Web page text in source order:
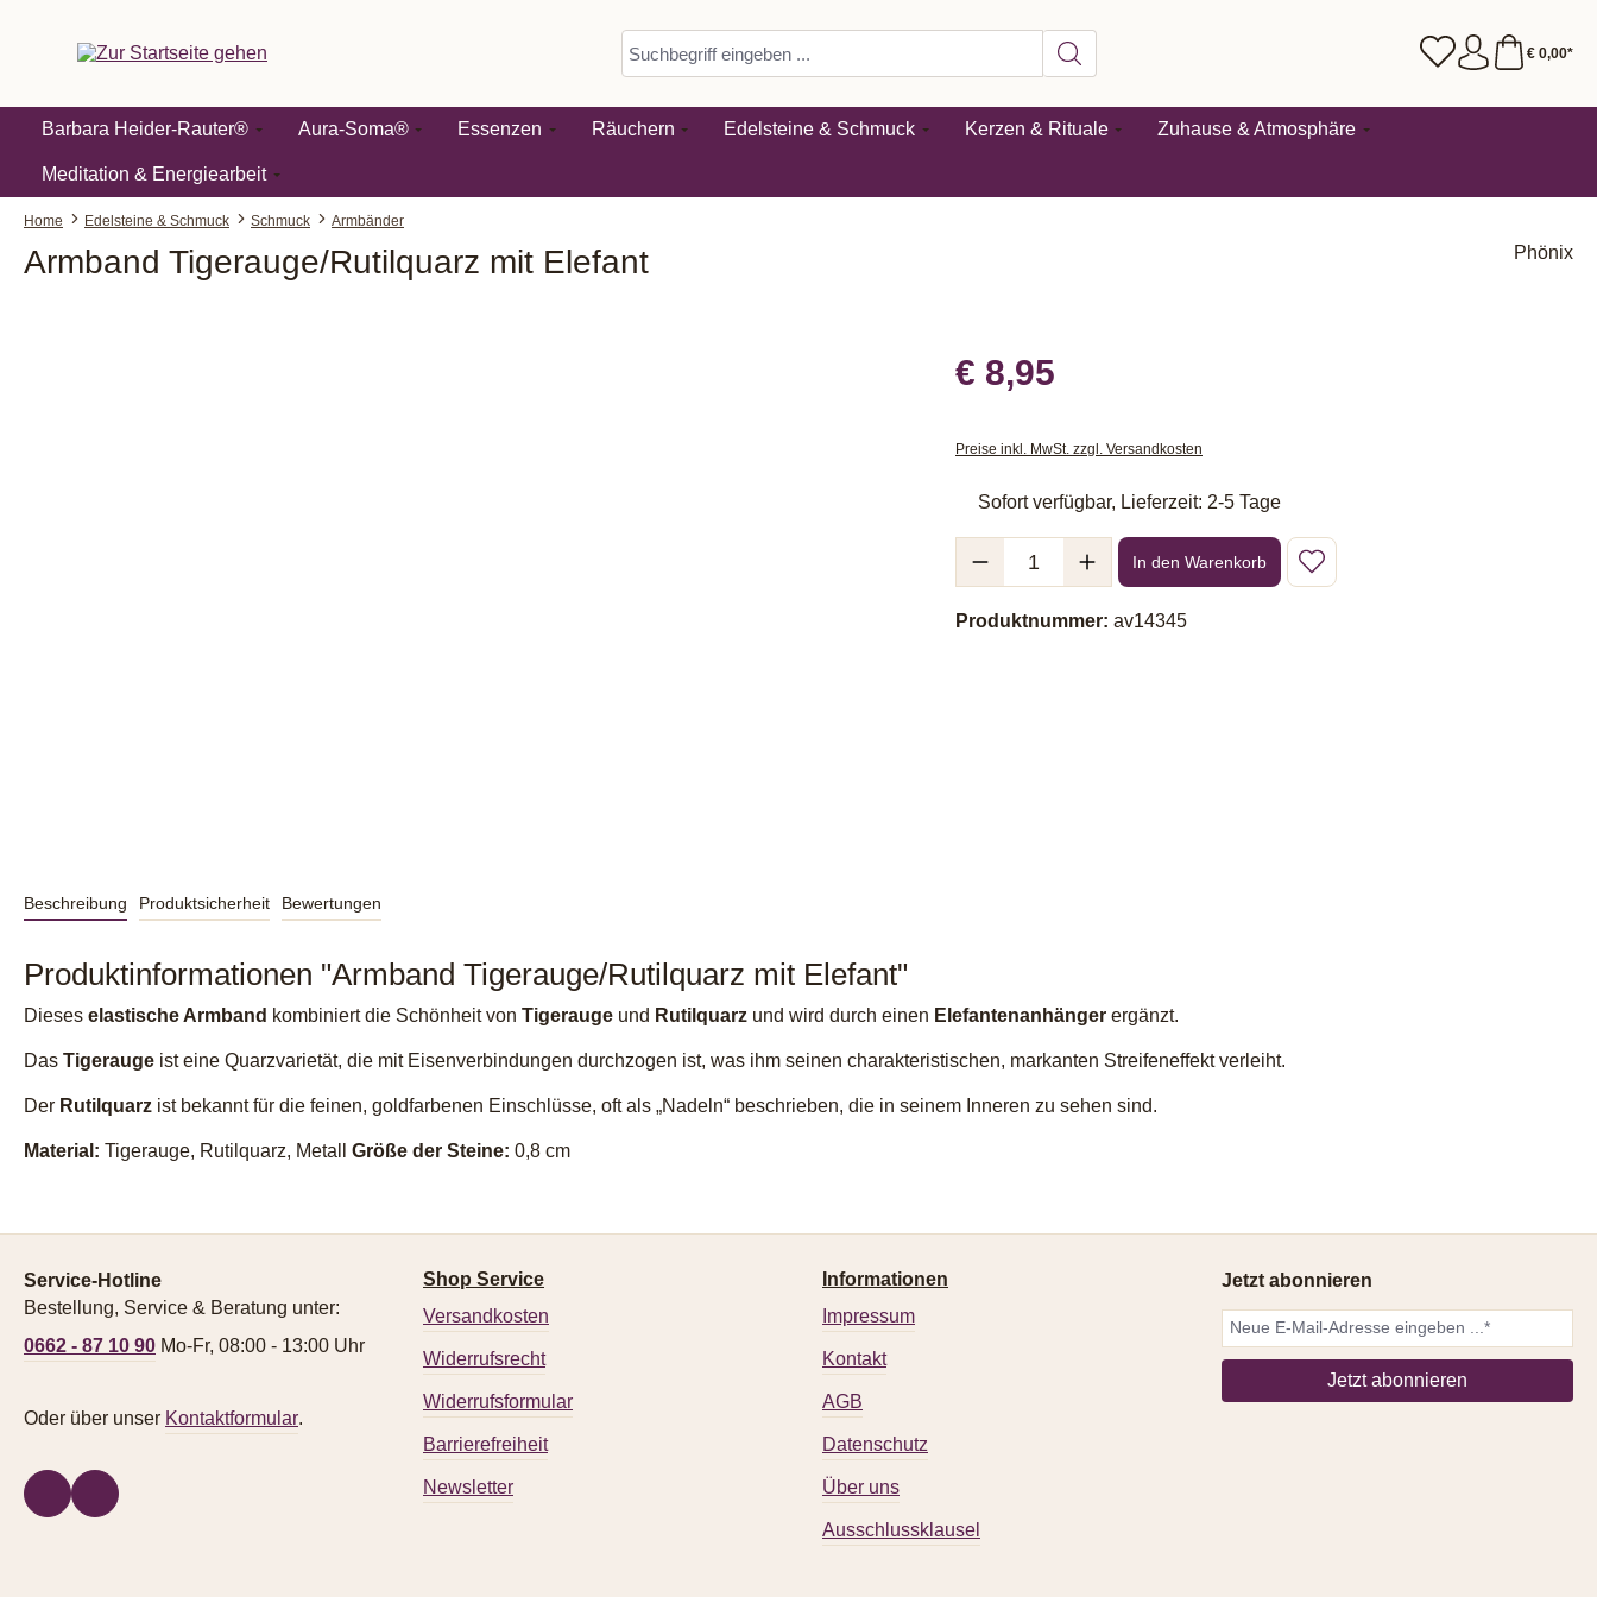
€ 0,00*
Barbara Heider-Rauter® Aura-Soma® Essenzen Räuchern Edelsteine & Schmuck Kerzen & Rituale Zuhause & Atmosphäre
Meditation & Energiearbeit
Home Edelsteine & Schmuck Schmuck Armbänder
Armband Tigerauge/Rutilquarz mit Elefant Phönix
€ 8,95
Preise inkl. MwSt. zzgl. Versandkosten
Sofort verfügbar, Lieferzeit: 2-5 Tage
Produkt Anzahl: Gib den gewünschten Wert ein oder benutze die Schaltflächen
In den Warenkorb
Produktnummer: av14345
Beschreibung Produktsicherheit Bewertungen
Produktinformationen "Armband Tigerauge/Rutilquarz mit Elefant"
Dieses elastische Armband kombiniert die Schönheit von Tigerauge und Rutilquarz und wird durch einen Elefantenanhänger ergänzt.
Das Tigerauge ist eine Quarzvarietät, die mit Eisenverbindungen durchzogen ist, was ihm seinen charakteristischen, markanten Streifeneffekt verleiht.
Der Rutilquarz ist bekannt für die feinen, goldfarbenen Einschlüsse, oft als „Nadeln“ beschrieben, die in seinem Inneren zu sehen sind.
Material: Tigerauge, Rutilquarz, Metall Größe der Steine: 0,8 cm
Service-Hotline
Bestellung, Service & Beratung unter:
0662 - 87 10 90 Mo-Fr, 08:00 - 13:00 Uhr
Oder über unser Kontaktformular.
Shop Service
Versandkosten
Widerrufsrecht
Widerrufsformular
Barrierefreiheit
Newsletter
Informationen
Impressum
Kontakt
AGB
Datenschutz
Über uns
Ausschlussklausel
Jetzt abonnieren
Jetzt abonnieren